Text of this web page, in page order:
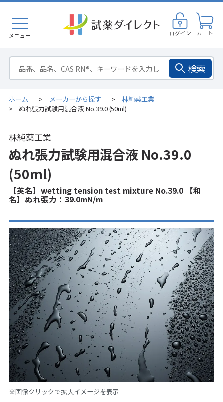
メニュー ログイン カート
検索
ホーム > メーカーから探す > 林純薬工業
> ぬれ張力試験用混合液 No.39.0 (50ml)
林純薬工業
ぬれ張力試験用混合液 No.39.0
(50ml)
【英名】wetting tension test mixture No.39.0 【和
名】ぬれ張力：39.0mN/m
※画像クリックで拡大イメージを表示